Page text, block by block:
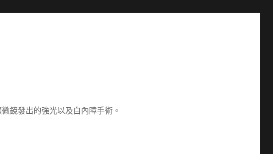
鏡發出的強光以及白內障手術。